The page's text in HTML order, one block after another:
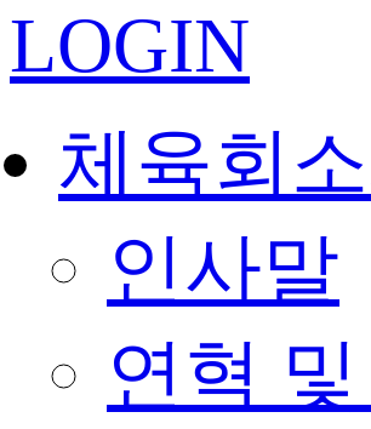
LOGIN
체육회
인사말
연혁